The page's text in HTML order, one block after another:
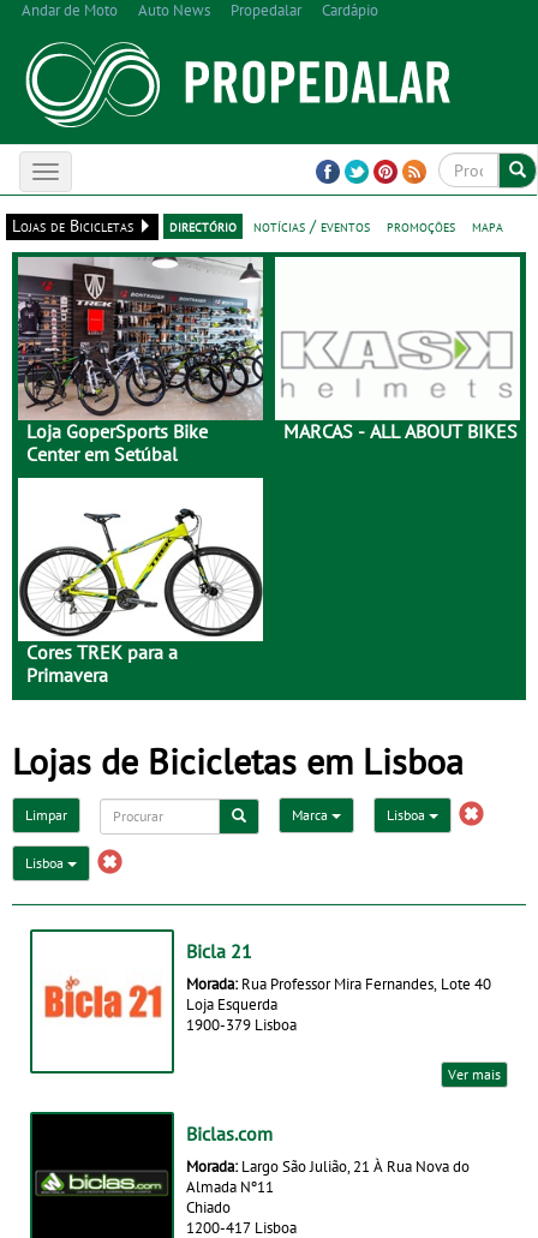
Andar de Moto Auto News Propedalar Cardápio
Toggle
navigation
Lojas de Bicicletas
directório notícias / eventos promoções mapa
Loja GoperSports Bike
Center em Setúbal
MARCAS - ALL ABOUT BIKES
Cores TREK para a
Primavera
Lojas de Bicicletas em Lisboa
Limpar Marca Lisboa
Lisboa
Bicla 21
Morada: Rua Professor Mira Fernandes, Lote 40
Loja Esquerda
1900-379 Lisboa
Ver mais
Biclas.com
Morada: Largo São Julião, 21 À Rua Nova do
Almada Nº11
Chiado
1200-417 Lisboa